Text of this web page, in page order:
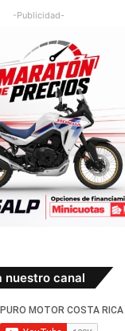
-Publicidad-
nuestro canal